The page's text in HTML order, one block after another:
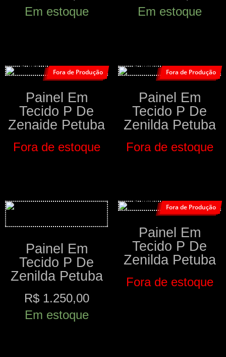
Em estoque
Em estoque
Fora de Produção
Painel Em
Tecido P De
Zenaide Petuba
Fora de estoque
Fora de Produção
Painel Em
Tecido P De
Zenilda Petuba
Fora de estoque
Painel Em
Tecido P De
Zenilda Petuba
R$1.250,00
Em estoque
Fora de Produção
Painel Em
Tecido P De
Zenilda Petuba
Fora de estoque